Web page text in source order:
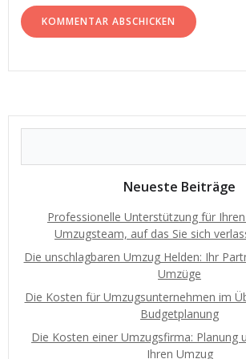
Neueste Beiträge
Professionelle Unterstützung für
Umzugsteam, auf das Sie sich
Die unschlagbaren Umzug Helden: Ihr
Umzüge
Die Kosten für Umzugsunternehmen im
Budgetplanung
Die Kosten einer Umzugsfirma: Planung
Ihren Umzug